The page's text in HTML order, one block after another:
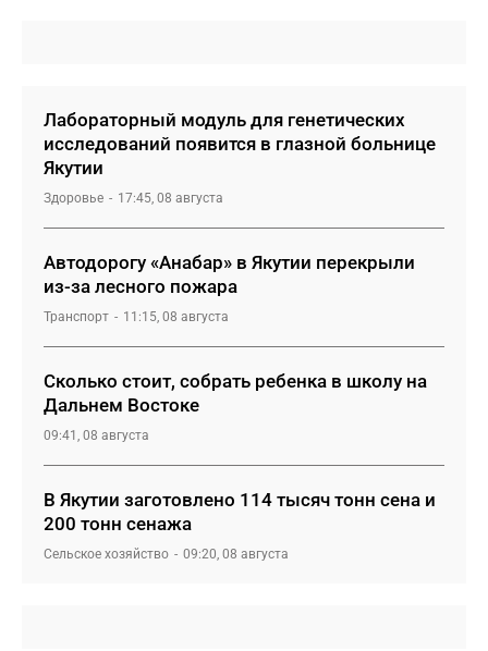
Лабораторный модуль для генетических
исследований появится в глазной больнице
Якутии
Здоровье 17:45, 08 августа
Автодорогу «Анабар» в Якутии перекрыли
из-за лесного пожара
Транспорт 11:15, 08 августа
Сколько стоит, собрать ребенка в школу на
Дальнем Востоке
09:41, 08 августа
В Якутии заготовлено 114 тысяч тонн сена и
200 тонн сенажа
Сельское хозяйство 09:20, 08 августа